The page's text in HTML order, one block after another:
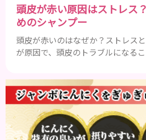
頭皮が赤い原因はストレス
めのシャンプー
頭皮が赤いのはなぜか？ストレス
が原因で、頭皮のトラブルになる
トレス ストレスを多く感じると、
働きます。そのため、皮脂の分泌量
きやすくなります。さらに、血行不
き届きません。ストレス解消は、
です。 アトピー性皮膚炎 頭皮が
ー皮膚炎の可能...